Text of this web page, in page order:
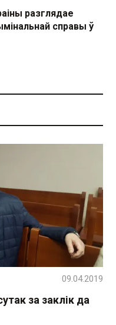
разглядае
справы ў
за заклік да
09.04.2019